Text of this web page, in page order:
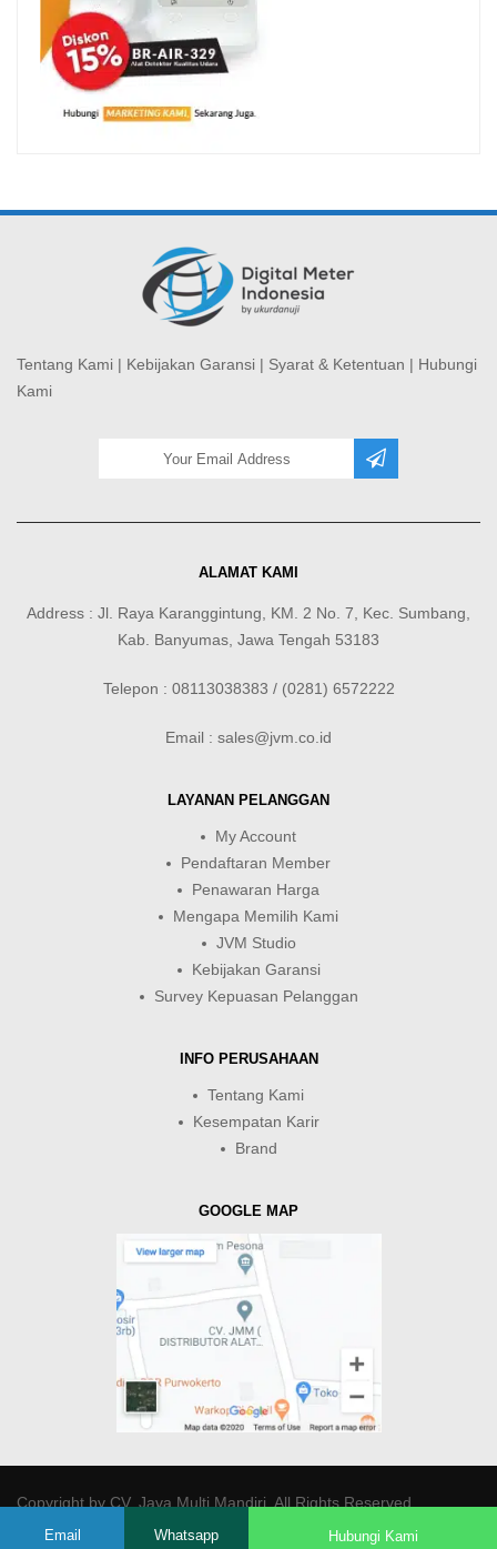
Tentang Kami | Kebijakan Garansi | Syarat & Ketentuan | Hubungi
Kami
ALAMAT KAMI
Address : Jl. Raya Karanggintung, KM. 2 No. 7, Kec. Sumbang,
Kab. Banyumas, Jawa Tengah 53183
Telepon : 08113038383 / (0281) 6572222
Email : sales@jvm.co.id
LAYANAN PELANGGAN
My Account
Pendaftaran Member
Penawaran Harga
Mengapa Memilih Kami
JVM Studio
Kebijakan Garansi
Survey Kepuasan Pelanggan
INFO PERUSAHAAN
Tentang Kami
Kesempatan Karir
Brand
GOOGLE MAP
Copyright byCV. Java Multi Mandiri. All Rights Reserved.
Email Whatsapp Hubungi Kami